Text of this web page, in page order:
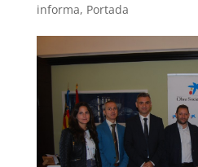
informa, Portada